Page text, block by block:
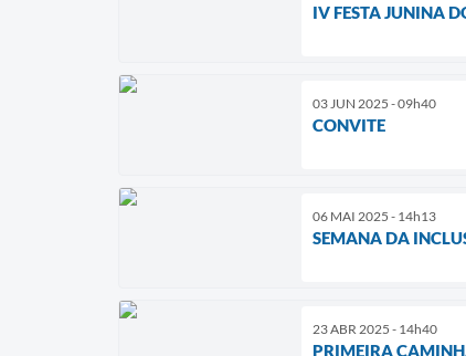
IV FESTA JUNINA
03 JUN 2025 - 09h40
CONVITE
06 MAI 2025 - 14h13
SEMANA DA
23 ABR 2025 - 14h40
PRIMEIRA